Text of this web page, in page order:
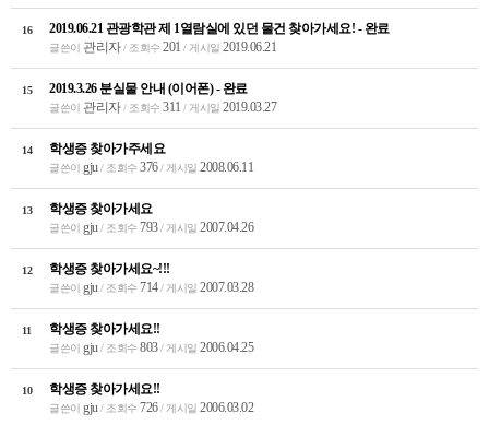
16 2019.06.21 관광학관 제 1열람실에 있던 물건 찾아가세요! - 완료
글쓴이 관리자/ 조회수 201 / 게시일 2019.06.21
15 2019.3.26 분실물 안내 (이어폰) - 완료
글쓴이 관리자/ 조회수 311 / 게시일 2019.03.27
14 학생증 찾아가주세요
글쓴이 gju/ 조회수 376/ 게시일 2008.06.11
13 학생증 찾아가세요
글쓴이 gju/ 조회수 793/ 게시일 2007.04.26
12 학생증 찾아가세요~!!!
글쓴이 gju/ 조회수 714/ 게시일 2007.03.28
11 학생증 찾아가세요!!
글쓴이 gju/ 조회수 803/ 게시일 2006.04.25
10 학생증 찾아가세요!!
글쓴이 gju/ 조회수 726/ 게시일 2006.03.02